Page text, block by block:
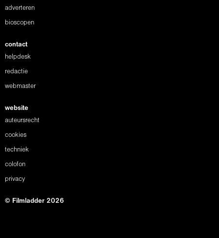
adverteren
bioscopen
contact
helpdesk
redactie
webmaster
website
auteursrecht
cookies
techniek
colofon
privacy
© Filmladder 2026